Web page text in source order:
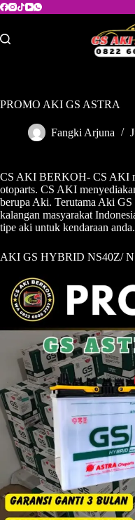
PROMO AKI GS ASTRA
Fangki Arjuna
CS AKI BERKOH- CS AKI
otoparts. CS AKI
berupa Aki. Terutama Aki
kalangan masyarakat
tipe aki untuk kendaraan anda.
AKI GS HYBRID NS40Z/